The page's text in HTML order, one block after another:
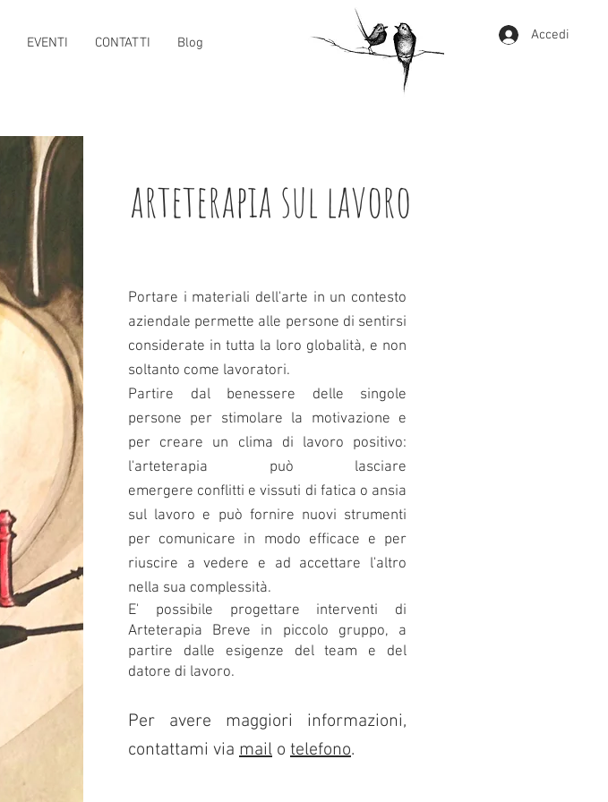
Accedi
EVENTI CONTATTI Blog
arteterapia sul lavoro
Portare i materiali dell'arte in un contesto
aziendale permette alle persone di sentirsi
considerate in tutta la loro globalità, e non
soltanto come lavoratori.
Partire dal benessere delle singole
persone per stimolare la motivazione e
per creare un clima di lavoro positivo:
l'arteterapia può lasciare
emergere conflitti e vissuti di fatica o ansia
sul lavoro e può fornire nuovi strumenti
per comunicare in modo efficace e per
riuscire a vedere e ad accettare l'altro
nella sua complessità.
E' possibile progettare interventi di
Arteterapia Breve in piccolo gruppo, a
partire dalle esigenze del team e del
datore di lavoro.
Per avere maggiori informazioni,
contattami via mail o telefono.